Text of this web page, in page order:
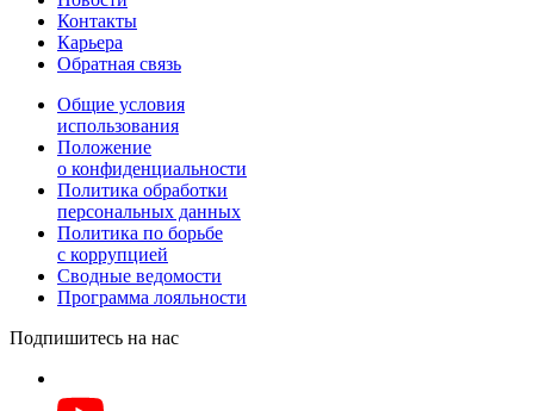
Контакты
Карьера
Обратная связь
Общие условия
использования
Положение
о конфиденциальности
Политика обработки
персональных данных
Политика по борьбе
с коррупцией
Сводные ведомости
Программа лояльности
Подпишитесь на нас